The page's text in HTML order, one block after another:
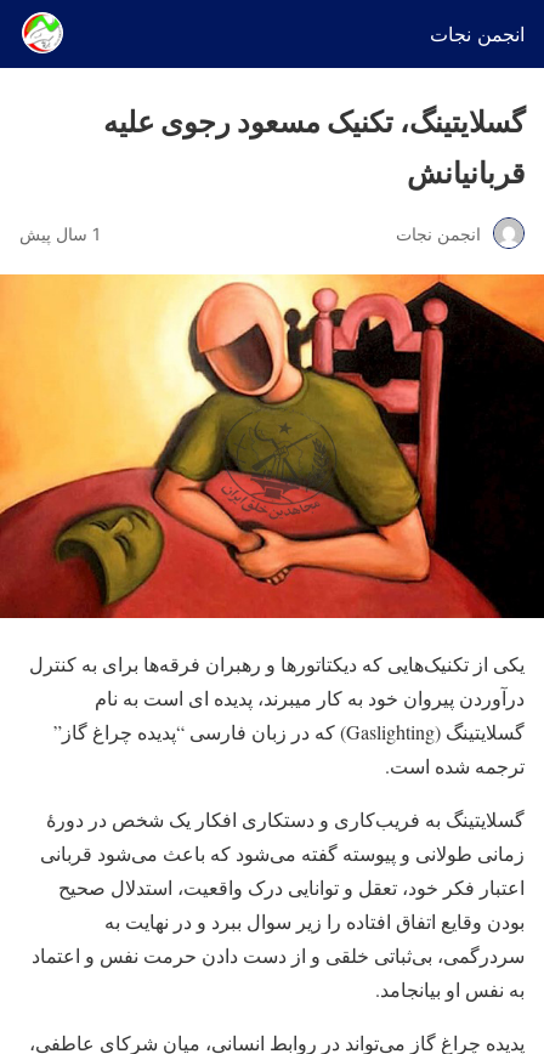
انجمن نجات
گسلایتینگ، تکنیک مسعود رجوی علیه
قربانیانش
انجمن نجات 1 سال پیش
یکی از تکنیک‌هایی که دیکتاتورها و رهبران فرقه‌ها برای به کنترل
درآوردن پیروان خود به کار میبرند، پدیده ای است به نام
گسلایتینگ (Gaslighting) که در زبان فارسی “پدیده چراغ گاز”
ترجمه شده است.
گسلایتینگ به فریب‌کاری و دستکاری افکار یک شخص در دورهٔ
زمانی طولانی و پیوسته گفته می‌شود که باعث می‌شود قربانی
اعتبار فکر خود، تعقل و توانایی درک واقعیت، استدلال صحیح
بودن وقایع اتفاق ‌افتاده را زیر سوال ببرد و در نهایت به
سردرگمی، بی‌ثباتی خلقی و از دست دادن حرمت نفس و اعتماد
به ‌نفس او بیانجامد.
پدیده چراغ گاز می‌تواند در روابط انسانی، میان شرکای عاطفی،